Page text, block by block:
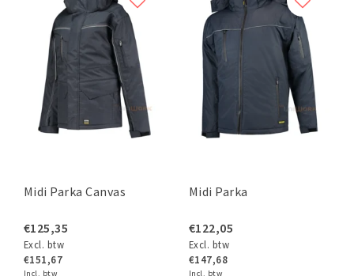
Midi Parka Canvas
€125,35
Excl. btw
€151,67
Incl. btw
Midi Parka
€122,05
Excl. btw
€147,68
Incl. btw